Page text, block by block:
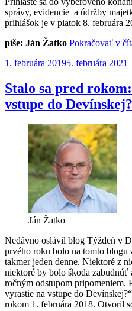
správy, evidencie a údržby
prihlášok je v piatok 8. februára
píše: Ján Žatko Pokračovať v
Publikované
1. februára 20195. februára 2021
Stalo sa pred
vstupe do Devínskej?
Ján Žatko
Nedávno oslávil blog Týždeň v
prvého roku bolo na tomto blogu
takmer jeden denne. Niektoré z
niektoré by bolo škoda zabudnúť
ročným odstupom pripomeniem.
vyrastie na vstupe do
rokom 1. februára 2018. Otvoril